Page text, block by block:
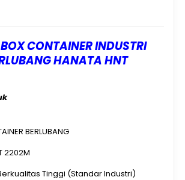
CONTAINER INDUSTRI
HANATA HNT
BERLUBANG
2202M
Tinggi (Standar Industri)